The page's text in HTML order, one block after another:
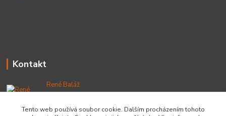
Kontakt
René Baláž
+421 902 212 007
od 8:00 - do 16:00 hod
Tento web používá soubor cookie. Dalším procházením tohoto